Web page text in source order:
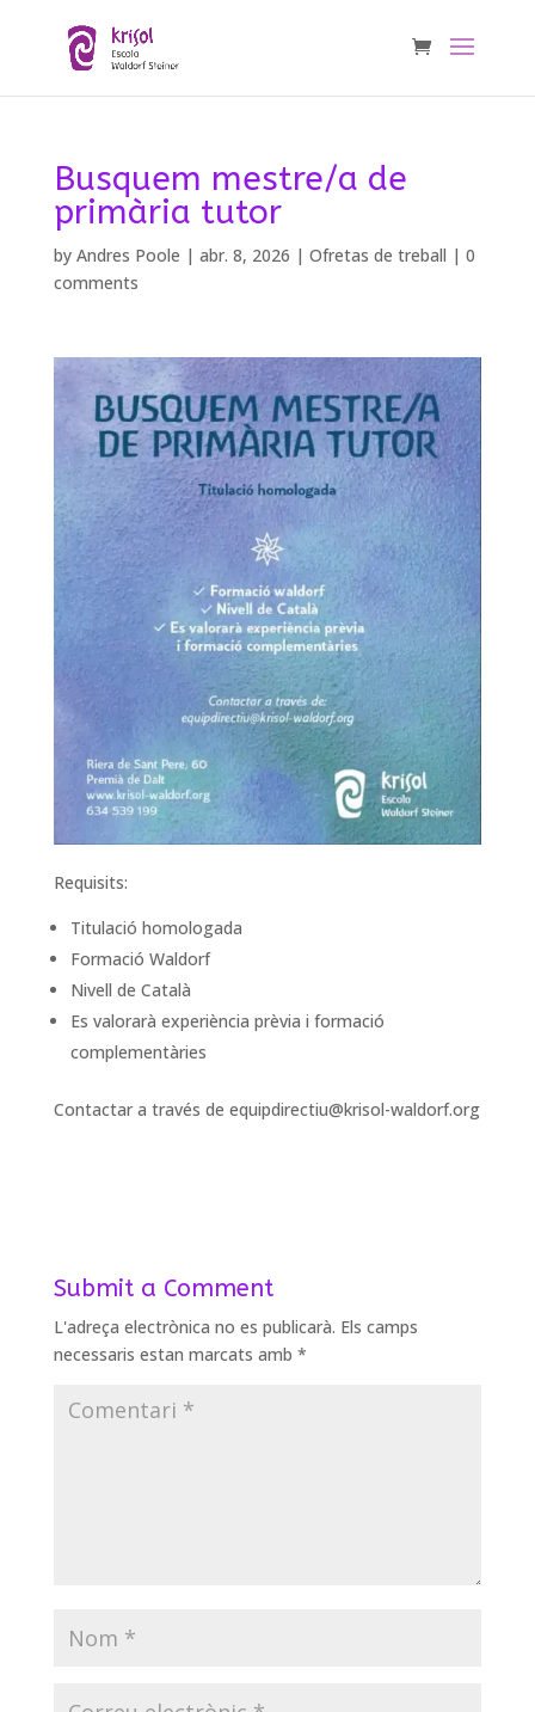
Busquem mestre/a de
primària tutor
by Andres Poole | abr. 8, 2026 | Ofretas de treball | 0
comments
Requisits:
Titulació homologada
Formació Waldorf
Nivell de Català
Es valorarà experiència prèvia i formació
complementàries
Contactar a través de equipdirectiu@krisol-waldorf.org
Submit a Comment
L'adreça electrònica no es publicarà. Els camps
necessaris estan marcats amb *